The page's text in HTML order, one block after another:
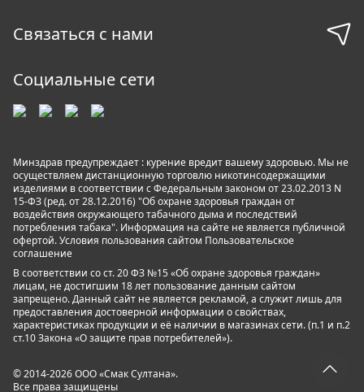
Связаться с нами
Социальные сети
Минздрав предупреждает : курение вредит вашему здоровью. Мы не
осуществляем дистанционную торговлю никотинсодержащими
изделиями в соответствии с Федеральным законом от 23.02.2013 N
15-ФЗ (ред. от 28.12.2016) "Об охране здоровья граждан от
воздействия окружающего табачного дыма и последствий
потребления табака". Информация на сайте не является публичной
офертой. Условия пользования сайтом Пользовательское
соглашение
В соответствии со ст. 20 ФЗ №15 «Об охране здоровья граждан»
лицам, не достигшим 18 лет пользование данным сайтом
запрещено. Данный сайт не является рекламой, а служит лишь для
предоставления достоверной информации о свойствах,
характеристиках продукции и её наличии в магазинах сети. (п.1 и п.2
ст.10 Закона «О защите прав потребителей»).
© 2014-2026 ООО «Смак Султана».
Все права защищены